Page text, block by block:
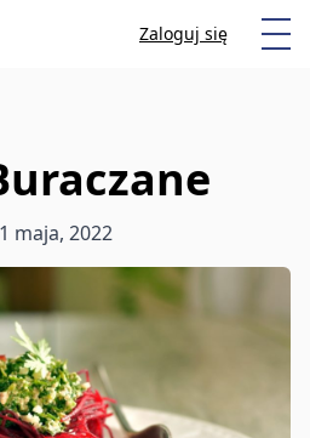
Zaloguj się
Anuluj
wyszukać artykuły
maja, 2022